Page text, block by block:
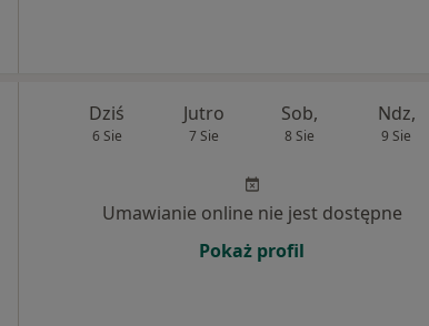
Dziś
6 Sie
Jutro
7 Sie
Sob,
8 Sie
Ndz,
9 Sie
Umawianie online nie jest dostępne
Pokaż profil